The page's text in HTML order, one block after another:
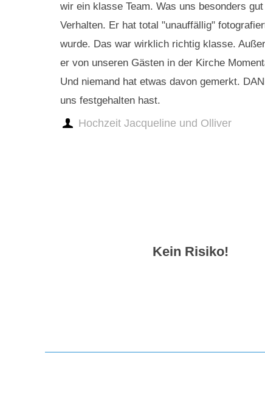
wir ein klasse Team. Was uns besonders
Verhalten. Er hat total "unauffällig"
wurde. Das war wirklich richtig klasse.
er von unseren Gästen in der Kirche
Und niemand hat etwas davon gemerkt.
uns festgehalten hast.
Hochzeit Jacqueline und Olliver
Kein Risiko!